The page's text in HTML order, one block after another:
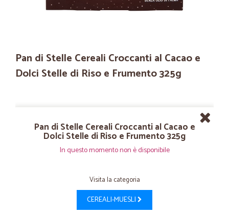
Pan di Stelle Cereali Croccanti al Cacao e
Dolci Stelle di Riso e Frumento 325g
Pan di Stelle Cereali Croccanti al Cacao e
Dolci Stelle di Riso e Frumento 325g
In questo momento non è disponibile
Visita la categoria
CEREALI-MUESLI